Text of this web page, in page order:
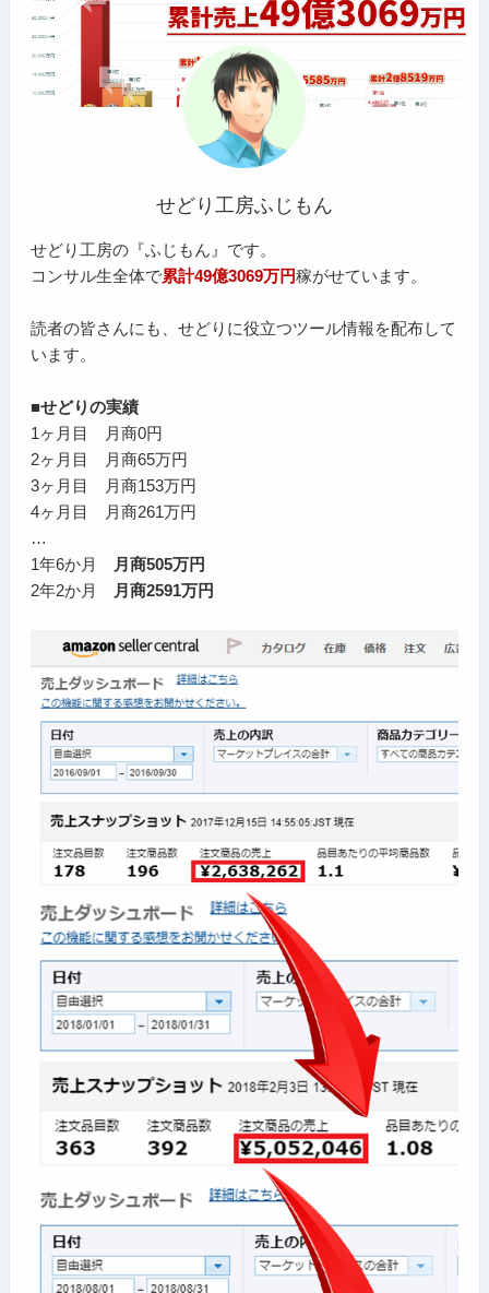
せどり工房ふじもん
せどり工房の『ふじもん』です。
コンサル生全体で累計49億3069万円稼がせています。
読者の皆さんにも、せどりに役立つツール情報を配布して
います。
■せどりの実績
1ヶ月目 月商0円
2ヶ月目 月商65万円
3ヶ月目 月商153万円
4ヶ月目 月商261万円
…
1年6か月
月商505万円
2年2か月
月商2591万円